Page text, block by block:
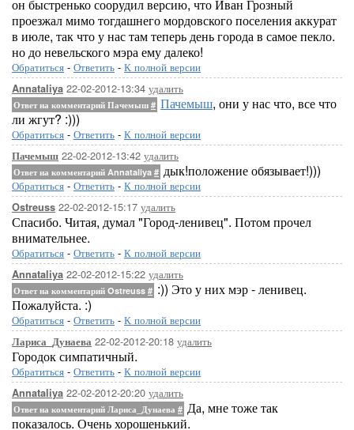
он быстренько соорудил версию, что Иван Грозный
проезжал мимо тогдашнего мордовского поселения аккурат
в июле, так что у нас там теперь день города в самое пекло.
но до невельского мэра ему далеко!
Обратиться - Ответить - К полной версии
Annataliya 22-02-2012-13:34 удалить
Ответ на комментарий Пачемыш # Пачемыш, они у нас что, все что
ли жгут? :)))
Обратиться - Ответить - К полной версии
Пачемыш 22-02-2012-13:42 удалить
Ответ на комментарий Annataliya # дык!положение обязывает!)))
Обратиться - Ответить - К полной версии
Ostreuss 22-02-2012-15:17 удалить
Спасибо. Читая, думал "Город-ленивец". Потом прочел
внимательнее.
Обратиться - Ответить - К полной версии
Annataliya 22-02-2012-15:22 удалить
Ответ на комментарий Ostreuss # :)) Это у них мэр - ленивец.
Пожалуйста. :)
Обратиться - Ответить - К полной версии
Лариса_Дунаева 22-02-2012-20:18 удалить
Городок симпатичный.
Обратиться - Ответить - К полной версии
Annataliya 22-02-2012-20:20 удалить
Ответ на комментарий Лариса_Дунаева # Да, мне тоже так
показалось. Очень хорошенький.